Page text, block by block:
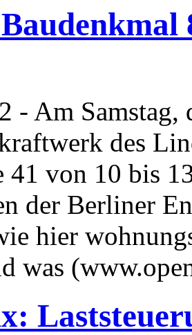
- Am Samstag,
des
41 von 10 bis
der Berliner
hier
was